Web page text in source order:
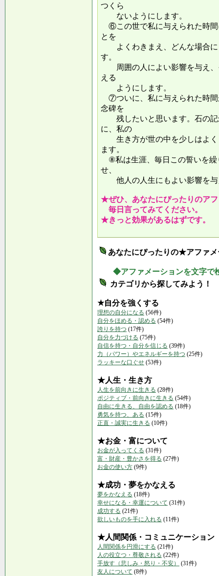
つくら
ないようにします。
⑥この世で私に与えられた時間
とを
よくわきまえ、どんな場合に
す。
周囲の人によい影響を与え、
える
ようにします。
⑦ついに、私に与えられた時間
念碑を
残したいと思います。石の記
に、私の
生き方が世の中を少しはよく
ます。
⑧私は生涯、毎日この誓いを繰
せ、
他人の人生にもよい影響
★ぜひ、あなたにぴったりのア
毎日言ってみてください。
★きっと効果があるはずです。
あなたにぴったりの★アファ
◆アファメーションを文字で
カテゴリから探してみよう！
★自分を強くする
理想の自分になる (56件)
自分をほめる・認める (54件)
誇りを持つ (17件)
自分を力づける (75件)
自信を持つ・自分を信じる (39件)
力（パワー）やエネルギーを持つ (25件)
ラッキーな口ぐせ (53件)
★人生・生き方
人生を前向きに生きる (28件)
ポジティブ・前向きに生きる (54件)
自由に生きる、自由を認める (18件)
勇気を持つ、ある (15件)
正直・誠実に生きる (10件)
★お金・富について
お金が入ってくる (31件)
富・財産・豊かさを得る (27件)
お金の使い方 (9件)
★成功・夢をかなえる
夢をかなえる (18件)
幸せになる・幸運について (31件)
成功する (21件)
欲しいものを手に入れる (11件)
★人間関係・コミュニケーション
人間関係を円滑にする (21件)
人の役立つ・尊敬される (22件)
手放す（悲しみ・怒り・不安）
(31件)
友人について (8件)